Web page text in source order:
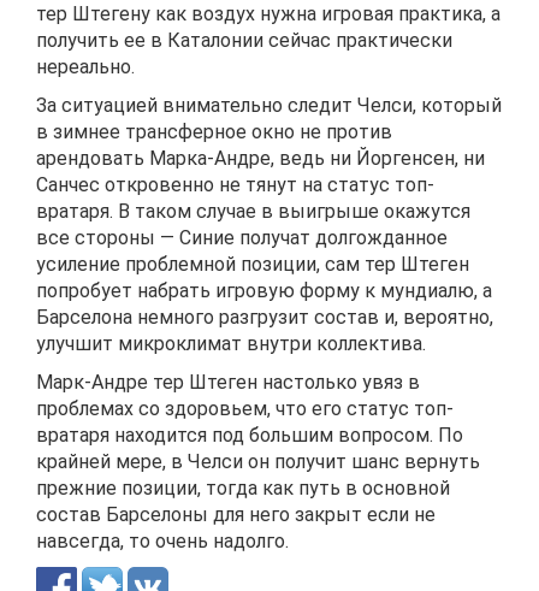
тер Штегену как воздух нужна игровая практика, а
получить ее в Каталонии сейчас практически
нереально.
За ситуацией внимательно следит Челси, который
в зимнее трансферное окно не против
арендовать Марка-Андре, ведь ни Йоргенсен, ни
Санчес откровенно не тянут на статус топ-
вратаря. В таком случае в выигрыше окажутся
все стороны — Синие получат долгожданное
усиление проблемной позиции, сам тер Штеген
попробует набрать игровую форму к мундиалю, а
Барселона немного разгрузит состав и, вероятно,
улучшит микроклимат внутри коллектива.
Марк-Андре тер Штеген настолько увяз в
проблемах со здоровьем, что его статус топ-
вратаря находится под большим вопросом. По
крайней мере, в Челси он получит шанс вернуть
прежние позиции, тогда как путь в основной
состав Барселоны для него закрыт если не
навсегда, то очень надолго.